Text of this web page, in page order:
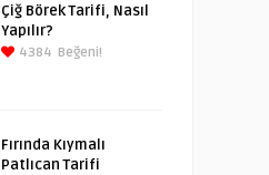
Çiğ Börek Tarifi, Nasıl
Yapılır?
4384 Beğeni!
Fırında Kıymalı
Patlıcan Tarifi